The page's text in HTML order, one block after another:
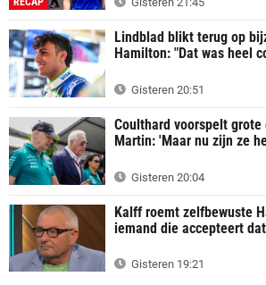
Lindblad blikt terug op
Hamilton: "Dat was heel
Gisteren 20:51
Coulthard voorspelt grote
Martin: 'Maar nu zijn ze
Gisteren 20:04
Kalff roemt zelfbewuste
iemand die accepteert
Gisteren 19:21